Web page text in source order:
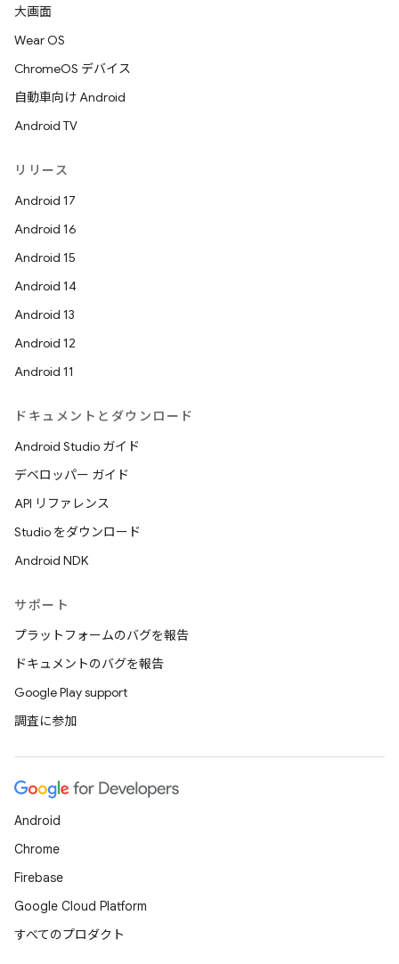
大画面
Wear OS
ChromeOS デバイス
自動車向け Android
Android TV
リリース
Android 17
Android 16
Android 15
Android 14
Android 13
Android 12
Android 11
ドキュメントとダウンロード
Android Studio ガイド
デベロッパー ガイド
API リファレンス
Studio をダウンロード
Android NDK
サポート
プラットフォームのバグを報告
ドキュメントのバグを報告
Google Play support
調査に参加
Android
Chrome
Firebase
Google Cloud Platform
すべてのプロダクト